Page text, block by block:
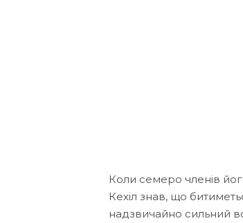
Коли семеро членів
Кехіл знав, що
надзвичайно сильний